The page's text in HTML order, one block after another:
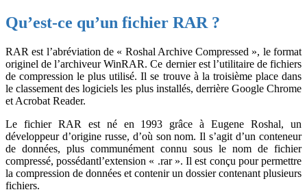
Qu’est-ce qu’un fichier RAR ?
RAR est l’abréviation de « Roshal Archive Compressed », le format
originel de l’archiveur WinRAR. Ce dernier est l’utilitaire de fichiers
de compression le plus utilisé. Il se trouve à la troisième place dans
le classement des logiciels les plus installés, derrière Google Chrome
et Acrobat Reader.
Le fichier RAR est né en 1993 grâce à Eugene Roshal, un
développeur d’origine russe, d’où son nom. Il s’agit d’un conteneur
de données, plus communément connu sous le nom de fichier
compressé, possédantl’extension « .rar ». Il est conçu pour permettre
la compression de données et contenir un dossier contenant plusieurs
fichiers.